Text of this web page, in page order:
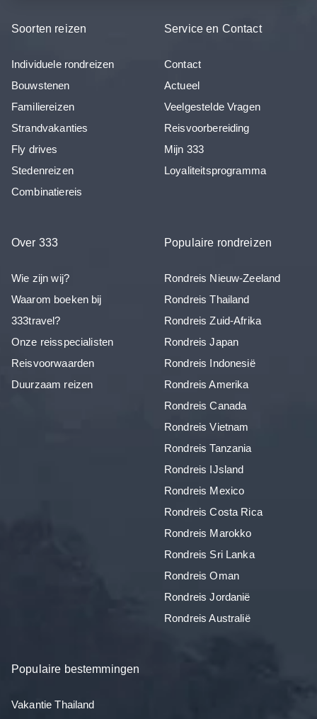
Soorten reizen
Individuele rondreizen
Bouwstenen
Familiereizen
Strandvakanties
Fly drives
Stedenreizen
Combinatiereis
Service en Contact
Contact
Actueel
Veelgestelde Vragen
Reisvoorbereiding
Mijn 333
Loyaliteitsprogramma
Over 333
Wie zijn wij?
Waarom boeken bij
333travel?
Onze reisspecialisten
Reisvoorwaarden
Duurzaam reizen
Populaire rondreizen
Rondreis Nieuw-Zeeland
Rondreis Thailand
Rondreis Zuid-Afrika
Rondreis Japan
Rondreis Indonesië
Rondreis Amerika
Rondreis Canada
Rondreis Vietnam
Rondreis Tanzania
Rondreis IJsland
Rondreis Mexico
Rondreis Costa Rica
Rondreis Marokko
Rondreis Sri Lanka
Rondreis Oman
Rondreis Jordanië
Rondreis Australië
Populaire bestemmingen
Vakantie Thailand